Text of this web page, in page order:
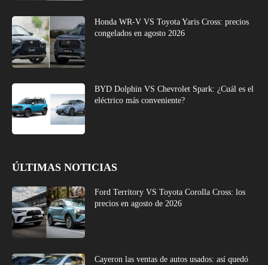
Honda WR-V VS Toyota Yaris Cross: precios
congelados en agosto 2026
BYD Dolphin VS Chevrolet Spark: ¿Cuál es el
eléctrico más conveniente?
ÚLTIMAS NOTICIAS
Ford Territory VS Toyota Corolla Cross: los
precios en agosto de 2026
Cayeron las ventas de autos usados: así quedó